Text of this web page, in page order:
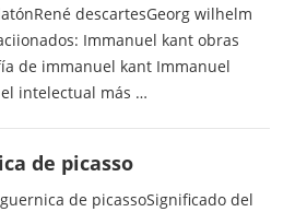
descartesGeorg wilhelm
Immanuel kant obras
de immanuel kant Immanuel
intelectual más …
de picasso
de picassoSignificado del